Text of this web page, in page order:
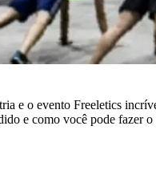
e o evento Freeletics
e como você pode fazer